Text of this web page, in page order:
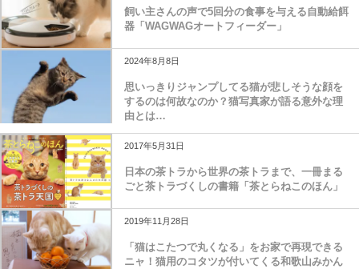
飼い主さんの声で5回分の食事を与える自動給餌
器「WAGWAGオートフィーダー」
2024年8月8日
思いっきりジャンプしてる猫が悲しそうな顔を
するのは何故なのか？猫写真家が語る意外な理
由とは…
2017年5月31日
日本の茶トラから世界の茶トラまで、一冊まる
ごと茶トラづくしの書籍「茶とらねこのほん」
2019年11月28日
「猫はこたつで丸くなる」をお家で再現できる
ニャ！猫用のコタツが付いてくる和歌山みかん